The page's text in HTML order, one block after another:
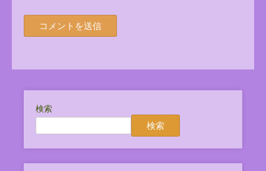
検索
検索